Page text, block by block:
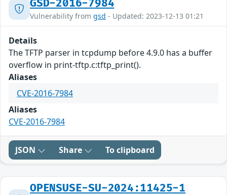
GSD-2016-7984
Vulnerability from gsd - Updated: 2023-12-13 01:21
Details
The TFTP parser in tcpdump before 4.9.0 has a buffer
overflow in print-tftp.c:tftp_print().
Aliases
CVE-2016-7984
Aliases
CVE-2016-7984
JSON Share To clipboard
OPENSUSE-SU-2024:11425-1